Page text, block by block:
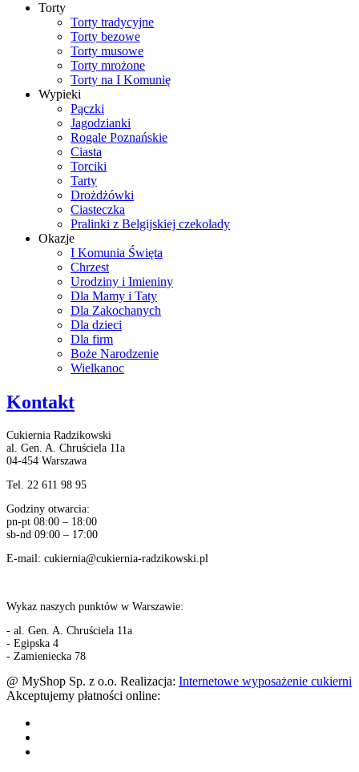
Torty
Torty tradycyjne
Torty bezowe
Torty musowe
Torty mrożone
Torty na I Komunię
Wypieki
Pączki
Jagodzianki
Rogale Poznańskie
Ciasta
Torciki
Tarty
Drożdżówki
Ciasteczka
Pralinki z Belgijskiej czekolady
Okazje
I Komunia Święta
Chrzest
Urodziny i Imieniny
Dla Mamy i Taty
Dla Zakochanych
Dla dzieci
Dla firm
Boże Narodzenie
Wielkanoc
Kontakt
Cukiernia Radzikowski
al. Gen. A. Chruściela 11a
04-454 Warszawa
Tel. 22 611 98 95
Godziny otwarcia:
pn-pt 08:00 – 18:00
sb-nd 09:00 – 17:00
E-mail: cukiernia@cukiernia-radzikowski.pl
Wykaz naszych punktów w Warszawie:
- al. Gen. A. Chruściela 11a
- Egipska 4
- Zamieniecka 78
@ MyShop Sp. z o.o. Realizacja: Internetowe wyposażenie cukierni
Akceptujemy płatności online: